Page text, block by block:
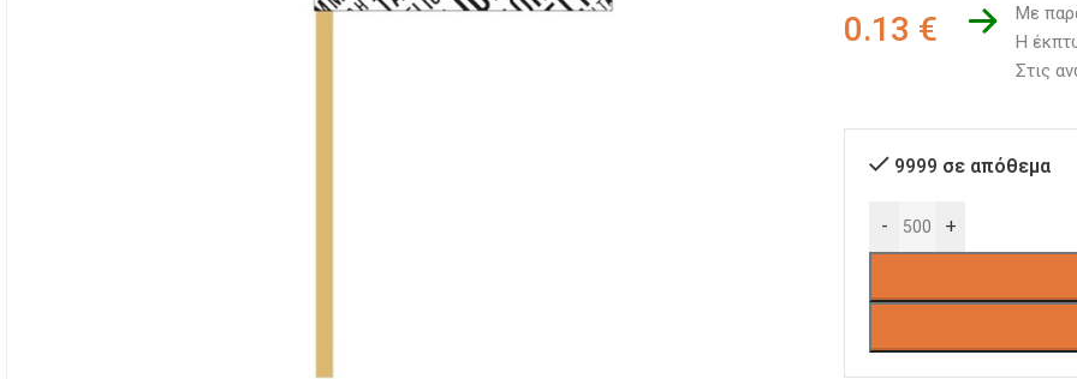
0.13 €
Με
Η
Στις
9999 σε απόθεμα
- +